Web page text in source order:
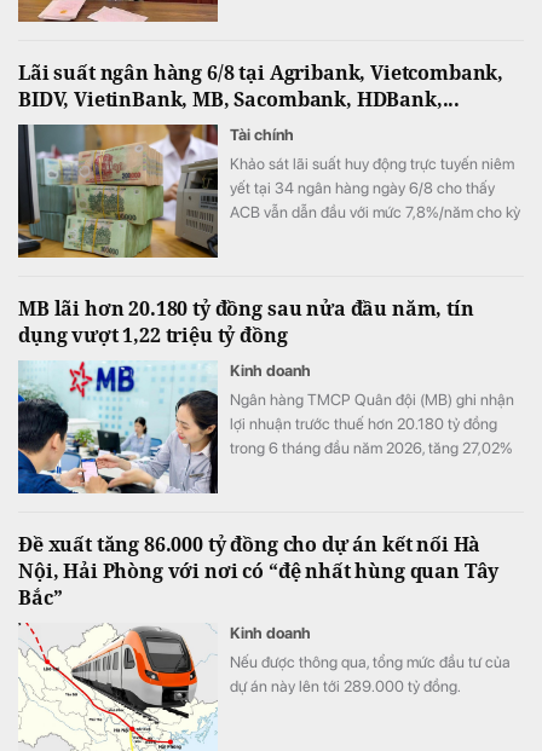
Lãi suất ngân hàng 6/8 tại Agribank, Vietcombank,
BIDV, VietinBank, MB, Sacombank, HDBank,...
Tài chính
Khảo sát lãi suất huy động trực tuyến niêm
yết tại 34 ngân hàng ngày 6/8 cho thấy
ACB vẫn dẫn đầu với mức 7,8%/năm cho kỳ
MB lãi hơn 20.180 tỷ đồng sau nửa đầu năm, tín
dụng vượt 1,22 triệu tỷ đồng
Kinh doanh
Ngân hàng TMCP Quân đội (MB) ghi nhận
lợi nhuận trước thuế hơn 20.180 tỷ đồng
trong 6 tháng đầu năm 2026, tăng 27,02%
1,74 triệu tỷ đồng.
Đề xuất tăng 86.000 tỷ đồng cho dự án kết nối Hà
Nội, Hải Phòng với nơi có “đệ nhất hùng quan Tây
Bắc”
Kinh doanh
Nếu được thông qua, tổng mức đầu tư của
dự án này lên tới 289.000 tỷ đồng.